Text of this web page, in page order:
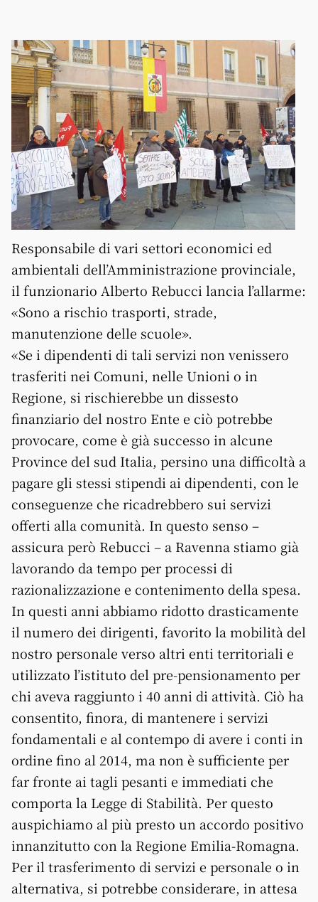
Responsabile di vari settori economici ed
ambientali dell’Amministrazione provinciale,
il funzionario Alberto Rebucci lancia l’allarme:
«Sono a rischio trasporti, strade,
manutenzione delle scuole».
«Se i dipendenti di tali servizi non venissero
trasferiti nei Comuni, nelle Unioni o in
Regione, si rischierebbe un dissesto
finanziario del nostro Ente e ciò potrebbe
provocare, come è già successo in alcune
Province del sud Italia, persino una difficoltà a
pagare gli stessi stipendi ai dipendenti, con le
conseguenze che ricadrebbero sui servizi
offerti alla comunità. In questo senso –
assicura però Rebucci – a Ravenna stiamo già
lavorando da tempo per processi di
razionalizzazione e contenimento della spesa.
In questi anni abbiamo ridotto drasticamente
il numero dei dirigenti, favorito la mobilità del
nostro personale verso altri enti territoriali e
utilizzato l’istituto del pre-pensionamento per
chi aveva raggiunto i 40 anni di attività. Ciò ha
consentito, finora, di mantenere i servizi
fondamentali e al contempo di avere i conti in
ordine fino al 2014, ma non è sufficiente per
far fronte ai tagli pesanti e immediati che
comporta la Legge di Stabilità. Per questo
auspichiamo al più presto un accordo positivo
innanzitutto con la Regione Emilia-Romagna.
Per il trasferimento di servizi e personale o in
alternativa, si potrebbe considerare, in attesa